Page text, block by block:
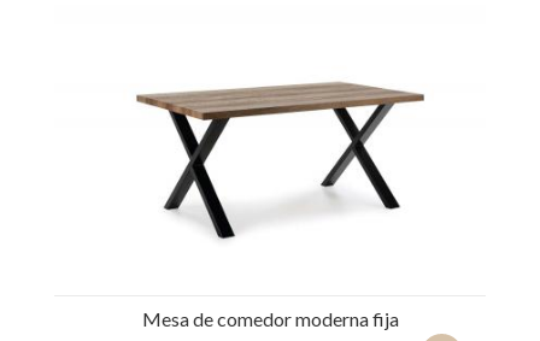
Mesa de comedor moderna fija